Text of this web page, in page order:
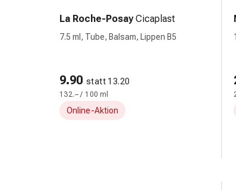
Schlauchverbände
Verbandsmaterialien
Verbrennungen
Verbands-
Sets
La Roche-Posay Cicaplast
7.5 ml, Tube, Balsam, Lippen B5
9.90 statt 13.20
132.– / 100 ml
Online-Aktion